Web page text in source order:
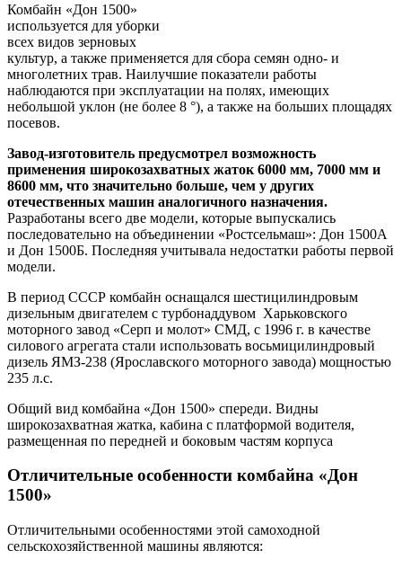
Комбайн «Дон 1500»
используется для уборки
всех видов зерновых
культур, а также применяется для сбора семян одно- и
многолетних трав. Наилучшие показатели работы
наблюдаются при эксплуатации на полях, имеющих
небольшой уклон (не более 8 °), а также на больших площадях
посевов.
Завод-изготовитель предусмотрел возможность
применения широкозахватных жаток 6000 мм, 7000 мм и
8600 мм, что значительно больше, чем у других
отечественных машин аналогичного назначения.
Разработаны всего две модели, которые выпускались
последовательно на объединении «Ростсельмаш»: Дон 1500А
и Дон 1500Б. Последняя учитывала недостатки работы первой
модели.
В период СССР комбайн оснащался шестицилиндровым
дизельным двигателем с турбонаддувом Харьковского
моторного завод «Серп и молот» СМД, с 1996 г. в качестве
силового агрегата стали использовать восьмицилиндровый
дизель ЯМЗ-238 (Ярославского моторного завода) мощностью
235 л.с.
Общий вид комбайна «Дон 1500» спереди. Видны
широкозахватная жатка, кабина с платформой водителя,
размещенная по передней и боковым частям корпуса
Отличительные особенности комбайна «Дон
1500»
Отличительными особенностями этой самоходной
сельскохозяйственной машины являются: